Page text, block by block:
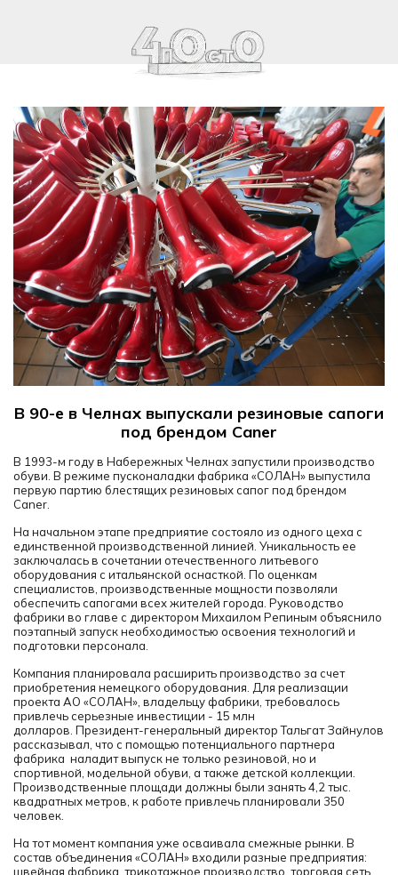
В 90-е в Челнах выпускали резиновые сапоги
под брендом Caner
В 1993-м году в Набережных Челнах запустили производство
обуви. В режиме пусконаладки фабрика «СОЛАН» выпустила
первую партию блестящих резиновых сапог под брендом
Caner.
На начальном этапе предприятие состояло из одного цеха с
единственной производственной линией. Уникальность ее
заключалась в сочетании отечественного литьевого
оборудования с итальянской оснасткой. По оценкам
специалистов, производственные мощности позволяли
обеспечить сапогами всех жителей города. Руководство
фабрики во главе с директором Михаилом Репиным объяснило
поэтапный запуск необходимостью освоения технологий и
подготовки персонала.
Компания планировала расширить производство за счет
приобретения немецкого оборудования. Для реализации
проекта АО «СОЛАН», владельцу фабрики, требовалось
привлечь серьезные инвестиции - 15 млн
долларов. Президент-генеральный директор Тальгат Зайнулов
рассказывал, что с помощью потенциального партнера
фабрика наладит выпуск не только резиновой, но и
спортивной, модельной обуви, а также детской коллекции.
Производственные площади должны были занять 4,2 тыс.
квадратных метров, к работе привлечь планировали 350
человек.
На тот момент компания уже осваивала смежные рынки. В
состав объединения «СОЛАН» входили разные предприятия:
швейная фабрика, трикотажное производство, торговая сеть,